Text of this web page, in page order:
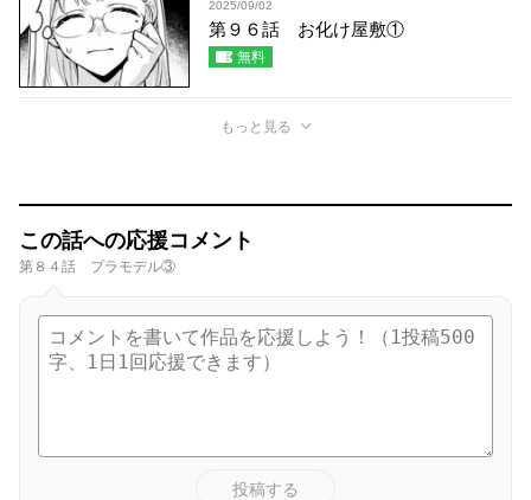
2025/09/02
第９６話 お化け屋敷①
無料
もっと見る
この話への応援コメント
第８４話 プラモデル③
投稿する